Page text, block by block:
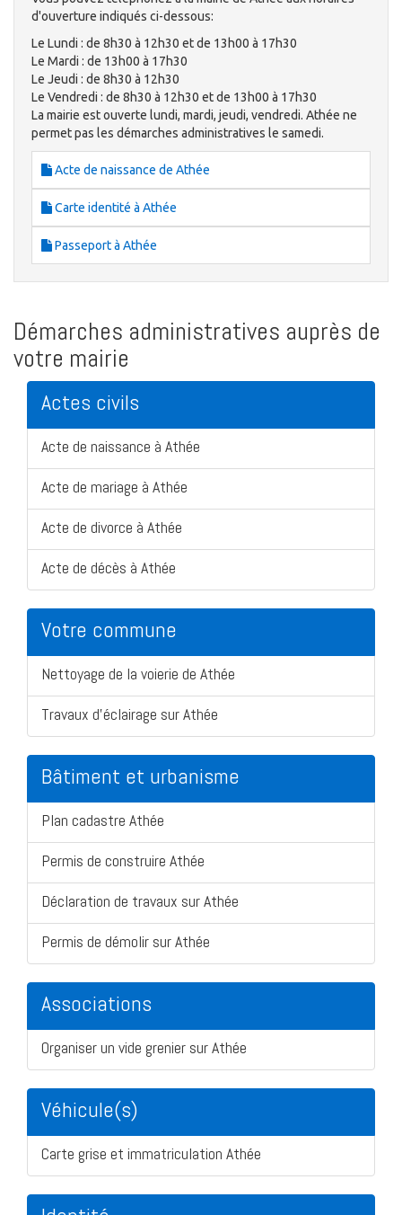
d'ouverture indiqués ci-dessous:
Le Lundi : de 8h30 à 12h30 et de 13h00 à 17h30
Le Mardi : de 13h00 à 17h30
Le Jeudi : de 8h30 à 12h30
Le Vendredi : de 8h30 à 12h30 et de 13h00 à 17h30
La mairie est ouverte lundi, mardi, jeudi, vendredi. Athée ne
permet pas les démarches administratives le samedi.
Acte de naissance de Athée
Carte identité à Athée
Passeport à Athée
Démarches administratives auprès de
votre mairie
Actes civils
Acte de naissance à Athée
Acte de mariage à Athée
Acte de divorce à Athée
Acte de décès à Athée
Votre commune
Nettoyage de la voierie de Athée
Travaux d'éclairage sur Athée
Bâtiment et urbanisme
Plan cadastre Athée
Permis de construire Athée
Déclaration de travaux sur Athée
Permis de démolir sur Athée
Associations
Organiser un vide grenier sur Athée
Véhicule(s)
Carte grise et immatriculation Athée